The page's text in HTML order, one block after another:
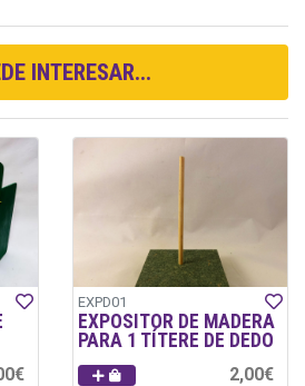
INTERESAR...
EXPD01
EXPOSITOR DE MADERA
PARA 1 TÍTERE DE DEDO
2,00€